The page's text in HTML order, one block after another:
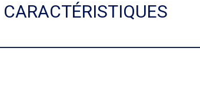
CARACTÉRISTIQUES